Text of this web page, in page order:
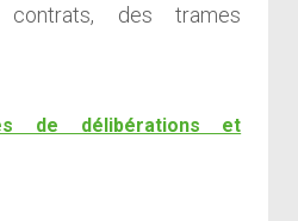
contrats, des trames
de délibérations et